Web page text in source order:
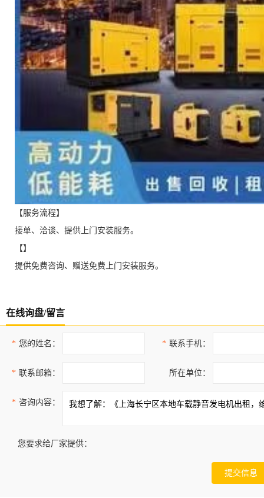
【服务流程】
接单、洽谈、提供上门安装服务。
【】
提供免费咨询、赠送免费上门安装服务。
在线询盘/留言
* 您的姓名： * 联系手机：
* 联系邮箱： 所在单位：
* 咨询内容：
您要求给厂家提供：